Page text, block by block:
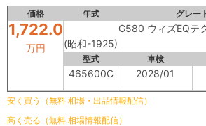
価格 年式 グレー
1,722.0
万円 (昭和-1925)
G580 ウィズEQテ
型式 車検
465600C 2028/01
安く買う（無料 相場・出品情報配信）
高く売る（無料 相場情報配信）